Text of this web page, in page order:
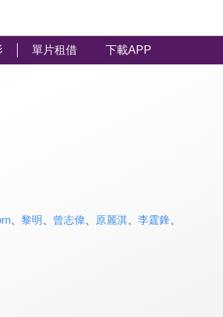
單片租借 下載APP
、 黎明 曾志偉、 原麗淇、 李霆鋒